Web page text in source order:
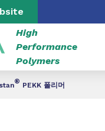
High
Performance
Polymers
® PEKK 폴리머